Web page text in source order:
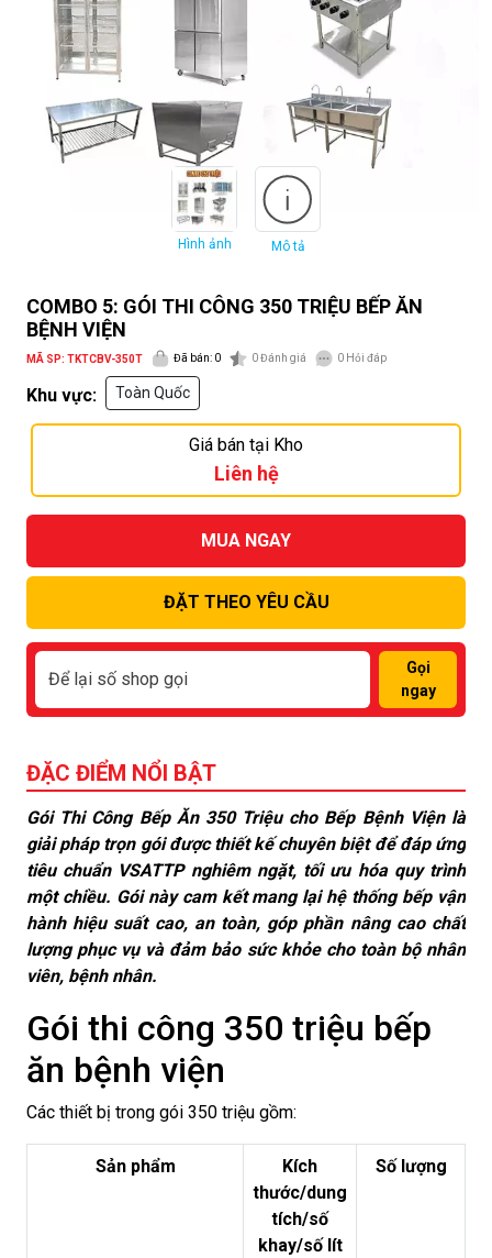
Hình ảnh Mô tả
COMBO 5: GÓI THI CÔNG 350 TRIỆU BẾP ĂN
BỆNH VIỆN
MÃ SP: TKTCBV-350T Đã bán: 0 0Đánh giá 0 Hỏi đáp
Khu vực: Toàn Quốc
Giá bán tại Kho
Liên hệ
MUA NGAY
ĐẶT THEO YÊU CẦU
Gọi
ngay
ĐẶC ĐIỂM NỔI BẬT
Gói Thi Công Bếp Ăn 350 Triệu cho Bếp Bệnh Viện là
giải pháp trọn gói được thiết kế chuyên biệt để đáp ứng
tiêu chuẩn VSATTP nghiêm ngặt, tối ưu hóa quy trình
một chiều. Gói này cam kết mang lại hệ thống bếp vận
hành hiệu suất cao, an toàn, góp phần nâng cao chất
lượng phục vụ và đảm bảo sức khỏe cho toàn bộ nhân
viên, bệnh nhân.
Gói thi công 350 triệu bếp
ăn bệnh viện
Các thiết bị trong gói 350 triệu gồm:
Sản phẩm
Kích
thước/dung
tích/số
khay/số lít
Số lượng